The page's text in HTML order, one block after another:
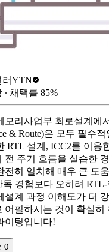
YTN
∙ 채택률 85%
모리사업부 회로설계에
& Route)은 모두 필수
RTL 설계, ICC2를 이용
전 주기 흐름을 실습한
전히 일치해 매우 큰 도
독 경험보다 오히려
설계 과정 이해도가 더
어필하시는 것이 확실히
이팅입니다!
0